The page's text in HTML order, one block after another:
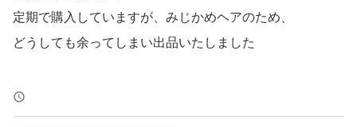
定期で購入していますが、みじかめヘアのため、
どうしても余ってしまい出品いたしました
こちらは、ダメージ補修のシャンプーで使い心地はシャン
プーだけで、とゅるんとゅるんです。コシのない髪をして